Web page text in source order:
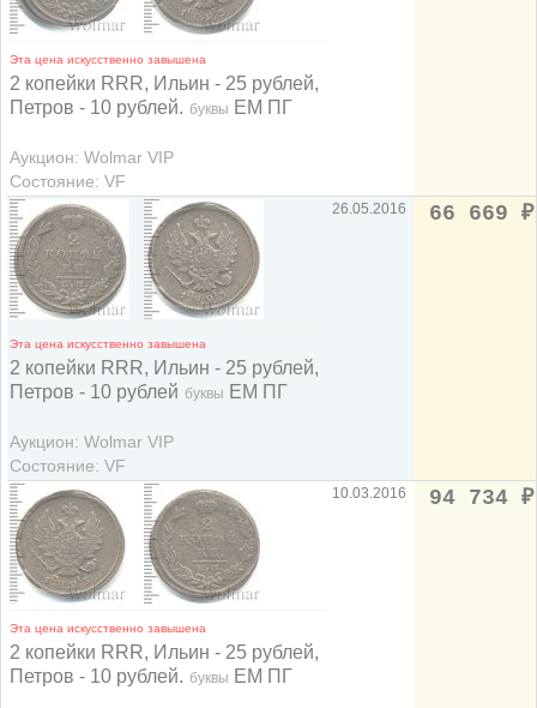
Эта цена искусственно завышена
2 копейки RRR, Ильин - 25 рублей,
Петров - 10 рублей. буквы ЕМ ПГ
Аукцион: Wolmar VIP
Состояние: VF
Эта цена искусственно завышена
2 копейки RRR, Ильин - 25 рублей,
Петров - 10 рублей буквы ЕМ ПГ
Аукцион: Wolmar VIP
Состояние: VF
26.05.2016 66 669 ₽
Эта цена искусственно завышена
2 копейки RRR, Ильин - 25 рублей,
Петров - 10 рублей. буквы ЕМ ПГ
10.03.2016 94 734 ₽